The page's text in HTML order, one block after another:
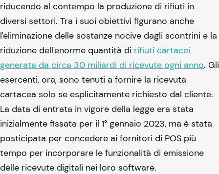
riducendo al contempo la produzione di rifiuti in
diversi settori. Tra i suoi obiettivi figurano anche
l'eliminazione delle sostanze nocive dagli scontrini e la
riduzione dell'enorme quantità di rifiuti cartacei
generata da circa 30 miliardi di ricevute ogni anno. Gli
esercenti, ora, sono tenuti a fornire la ricevuta
cartacea solo se esplicitamente richiesto dal cliente.
La data di entrata in vigore della legge era stata
inizialmente fissata per il 1° gennaio 2023, ma è stata
posticipata per concedere ai fornitori di POS più
tempo per incorporare le funzionalità di emissione
delle ricevute digitali nei loro software.